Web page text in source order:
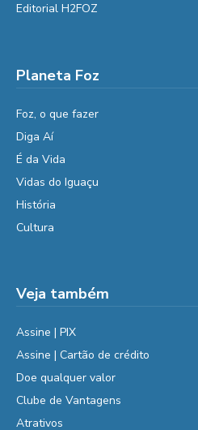
Editorial H2FOZ
Planeta Foz
Foz, o que fazer
Diga Aí
É da Vida
Vidas do Iguaçu
História
Cultura
Veja também
Assine | PIX
Assine | Cartão de crédito
Doe qualquer valor
Clube de Vantagens
Atrativos